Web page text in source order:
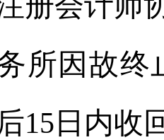
所因故终
15 日内收